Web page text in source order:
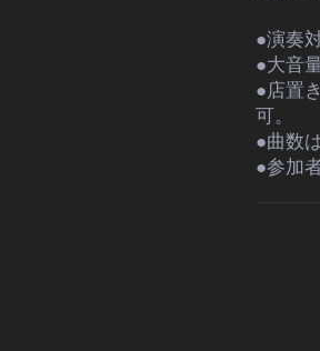
●演奏
●大音
●店置
可。
●曲数
●参加